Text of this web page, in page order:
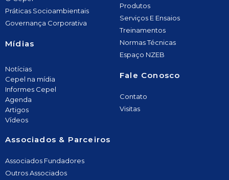
Práticas Socioambientais
Governança Corporativa
Mídias
Notícias
Cepel na mídia
Informes Cepel
Agenda
Artigos
Vídeos
Produtos
Serviços E Ensaios
Treinamentos
Normas Técnicas
Espaço NZEB
Fale Conosco
Contato
Visitas
Associados & Parceiros
Associados Fundadores
Outros Associados